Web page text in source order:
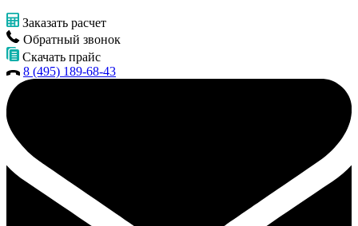
Заказать расчет
Обратный звонок
Скачать прайс
8 (495) 189-68-43